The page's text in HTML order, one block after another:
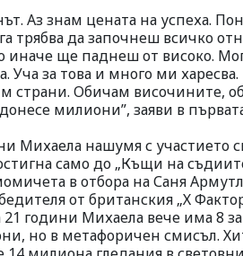
Аз знам цената на успеха.
трябва да започнеш всичко
иначе ще паднеш от високо.
Уча за това и много ми
страни. Обичам височините,
милиони”, заяви в
Михаела нашумя с участието
само до „Къщи на
в отбора на Саня
от британския „Х
21 години Михаела вече има 8
но в метафоричен смисъл.